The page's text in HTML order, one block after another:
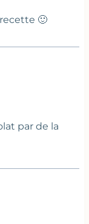
🙂
par de la